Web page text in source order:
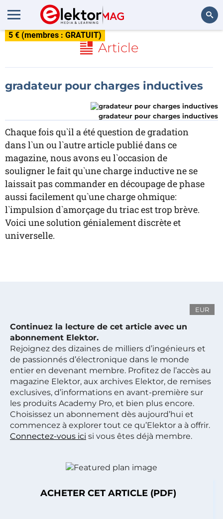
5 € (membres : GRATUIT)
Article
gradateur pour charges inductives
gradateur pour charges inductives
Chaque fois qu`il a été question de gradation
dans l`un ou l`autre article publié dans ce
magazine, nous avons eu l`occasion de
souligner le fait qu`une charge inductive ne se
laissait pas commander en découpage de phase
aussi facilement qu`une charge ohmique:
l`impulsion d`amorçage du triac est trop brève.
Voici une solution génialement discrète et
universelle.
EUR
Continuez la lecture de cet article avec un
abonnement Elektor.
Rejoignez des dizaines de milliers d’ingénieurs et
de passionnés d’électronique dans le monde
entier en devenant membre. Profitez de l’accès au
magazine Elektor, aux archives Elektor, de remises
exclusives, d’informations en avant-première sur
les produits Academy Pro, et bien plus encore.
Choisissez un abonnement dès aujourd’hui et
commencez à explorer tout ce qu’Elektor a à offrir.
Connectez-vous ici si vous êtes déjà membre.
ACHETER CET ARTICLE (PDF)